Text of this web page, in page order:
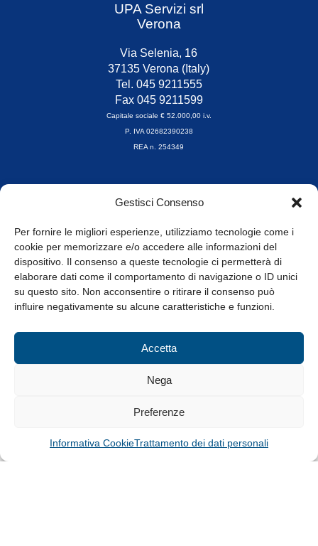
Gestisci Consenso
Per fornire le migliori esperienze, utilizziamo tecnologie come i
cookie per memorizzare e/o accedere alle informazioni del
dispositivo. Il consenso a queste tecnologie ci permetterà di
elaborare dati come il comportamento di navigazione o ID unici
su questo sito. Non acconsentire o ritirare il consenso può
influire negativamente su alcune caratteristiche e funzioni.
Accetta
Nega
Preferenze
Informativa CookieTrattamento dei dati personali
UPA Servizi srl
Verona
Via Selenia, 16
37135 Verona (Italy)
Tel. 045 9211555
Fax 045 9211599
Capitale sociale € 52.000,00 i.v.
P. IVA 02682390238
REA n. 254349
Orari di apertura
8.30-13.00 / 14.00-17.30
Whistleblowing
© Tutti i diritti riservati
Privacy Policy e Cookie|Informativa Cookie